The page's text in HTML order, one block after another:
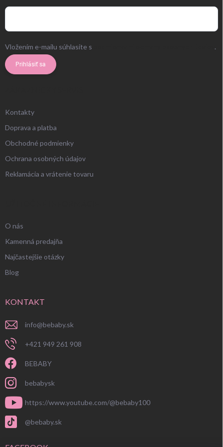
Vložením e-mailu súhlasíte s .
Prihlásiť sa
Kontakty
Doprava a platba
Obchodné podmienky
Ochrana osobných údajov
Reklamácia a vrátenie tovaru
O nás
Kamenná predajňa
Najčastejšie otázky
Blog
KONTAKT
info@bebaby.sk
+421 949 261 908
BEBABY
bebabysk
https://www.youtube.com/@bebaby100
@bebaby.sk